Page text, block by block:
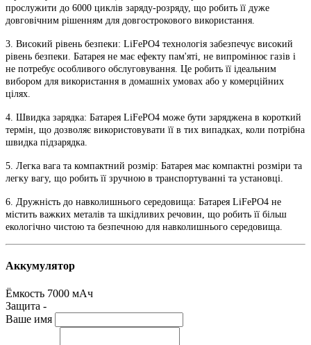
прослужити до 6000 циклів заряду-розряду, що робить її дуже
довговічним рішенням для довгострокового використання.
3. Високий рівень безпеки: LiFePO4 технологія забезпечує високий
рівень безпеки. Батарея не має ефекту пам'яті, не випромінює газів і
не потребує особливого обслуговування. Це робить її ідеальним
вибором для використання в домашніх умовах або у комерційних
цілях.
4. Швидка зарядка: Батарея LiFePO4 може бути заряджена в короткий
термін, що дозволяє використовувати її в тих випадках, коли потрібна
швидка підзарядка.
5. Легка вага та компактний розмір: Батарея має компактні розміри та
легку вагу, що робить її зручною в транспортуванні та установці.
6. Дружність до навколишнього середовища: Батарея LiFePO4 не
містить важких металів та шкідливих речовин, що робить її більш
екологічно чистою та безпечною для навколишнього середовища.
Аккумулятор
Ёмкость 7000 мАч
Защита -
Ваше имя